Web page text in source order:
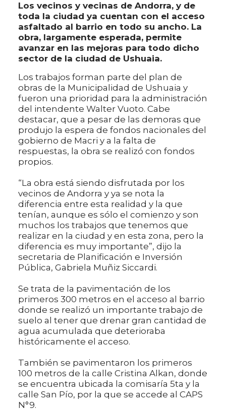
Los vecinos y vecinas de Andorra, y de
toda la ciudad ya cuentan con el acceso
asfaltado al barrio en todo su ancho. La
obra, largamente esperada, permite
avanzar en las mejoras para todo dicho
sector de la ciudad de Ushuaia.
Los trabajos forman parte del plan de
obras de la Municipalidad de Ushuaia y
fueron una prioridad para la administración
del intendente Walter Vuoto. Cabe
destacar, que a pesar de las demoras que
produjo la espera de fondos nacionales del
gobierno de Macri y a la falta de
respuestas, la obra se realizó con fondos
propios.
“La obra está siendo disfrutada por los
vecinos de Andorra y ya se nota la
diferencia entre esta realidad y la que
tenían, aunque es sólo el comienzo y son
muchos los trabajos que tenemos que
realizar en la ciudad y en esta zona, pero la
diferencia es muy importante”, dijo la
secretaria de Planificación e Inversión
Pública, Gabriela Muñiz Siccardi.
Se trata de la pavimentación de los
primeros 300 metros en el acceso al barrio
donde se realizó un importante trabajo de
suelo al tener que drenar gran cantidad de
agua acumulada que deterioraba
históricamente el acceso.
También se pavimentaron los primeros
100 metros de la calle Cristina Alkan, donde
se encuentra ubicada la comisaría 5ta y la
calle San Pío, por la que se accede al CAPS
N°9.